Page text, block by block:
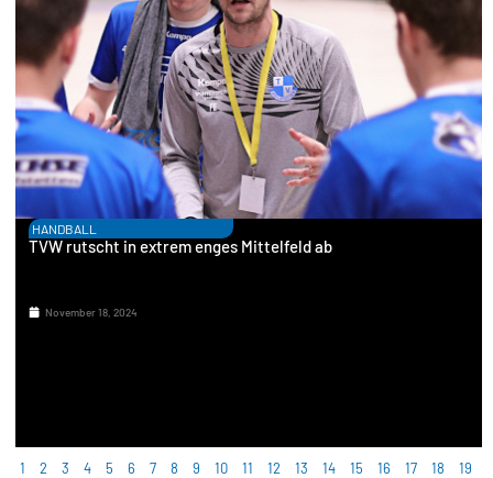
HANDBALL
TVW rutscht in extrem enges Mittelfeld ab
November 18, 2024
1 2 3 4 5 6 7 8 9 10 11 12 13 14 15 16 17 18
19